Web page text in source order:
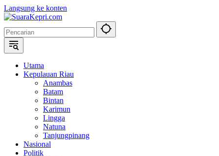
Langsung ke konten
Utama
Kepulauan Riau
Anambas
Batam
Bintan
Karimun
Lingga
Natuna
Tanjungpinang
Nasional
Politik